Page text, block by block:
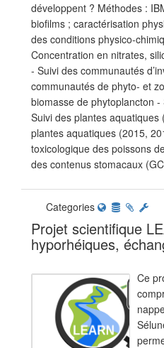
développent ? Méthodes :
biofilms ; caractérisation
des conditions physico-
Concentration en nitrates,
- Suivi des communautés
communautés de phyto- et
biomasse de phytoplancton
Suivi des plantes
plantes aquatiques (2015,
toxicologique des poissons
des contenus stomacaux
Categories
Projet scientifique
hyporhéiques,
Ce